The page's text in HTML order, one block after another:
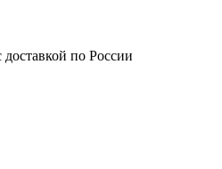
доставкой по России